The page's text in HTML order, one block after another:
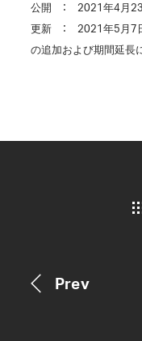
公開 ： 2021年4月
更新 ： 2021年5月7日
の追加および期間延長
Prev